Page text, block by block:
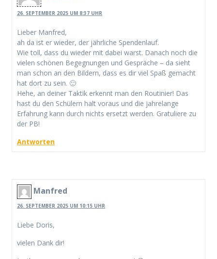
26. SEPTEMBER 2025 UM 8:37 UHR
Lieber Manfred,
ah da ist er wieder, der jährliche Spendenlauf.
Wie toll, dass du wieder mit dabei warst. Danach noch die
vielen schönen Begegnungen und Gespräche – da sieht
man schon an den Bildern, dass es dir viel Spaß gemacht
hat dort zu sein. 🙂
Hehe, an deiner Taktik erkennt man den Routinier! Das
hast du den Schülern halt voraus und die jahrelange
Erfahrung kann durch nichts ersetzt werden. Gratuliere zu
der PB!
Antworten
Manfred
26. SEPTEMBER 2025 UM 10:15 UHR
Liebe Doris,
vielen Dank dir!